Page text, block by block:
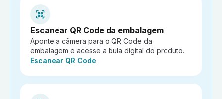
Escanear QR Code da embalagem
Aponte a câmera para o QR Code da
embalagem e acesse a bula digital do produto.
Ação:
Escanear QR Code